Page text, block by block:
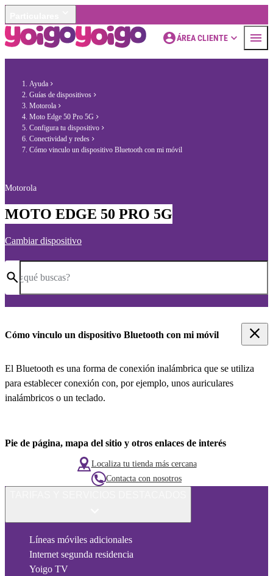
ÁREA CLIENTE
Ayuda
Guías de dispositivos
Motorola
Moto Edge 50 Pro 5G
Configura tu dispositivo
Conectividad y redes
Cómo vinculo un dispositivo Bluetooth con mi móvil
Motorola
MOTO EDGE 50 PRO 5G
Cambiar dispositivo
¿qué buscas?
Cómo vinculo un dispositivo Bluetooth con mi móvil
El Bluetooth es una forma de conexión inalámbrica que se utiliza
para establecer conexión con, por ejemplo, unos auriculares
inalámbricos o un teclado.
Pie de página, mapa del sitio y otros enlaces de interés
Localiza tu tienda más cercana
Contacta con nosotros
Líneas móviles adicionales
Internet segunda residencia
Yoigo TV